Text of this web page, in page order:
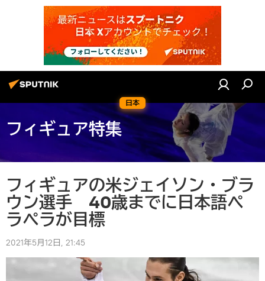
日本
フィギュア特集
フィギュアの米ジェイソン・ブラ
ウン選手 40歳までに日本語ペ
ラペラが目標
2021年5月12日, 21:45